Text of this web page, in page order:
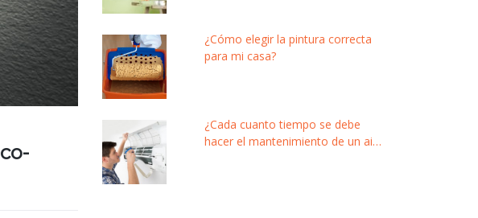
¿Cómo elegir la pintura correcta
para mi casa?
¿Cada cuanto tiempo se debe
hacer el mantenimiento de un aire